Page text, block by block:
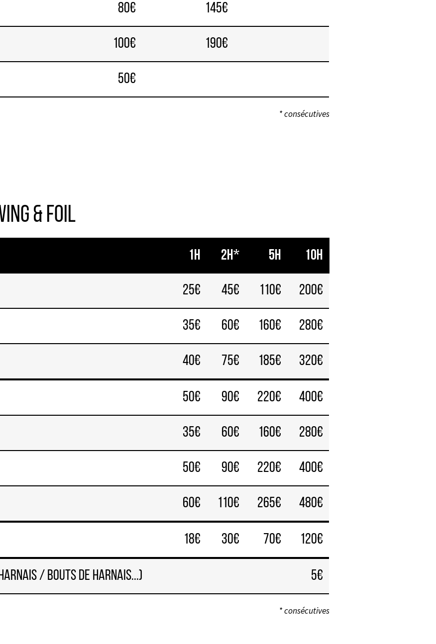
80€ 145€
100€ 190€
50€
* consécutives
& Foil
1h 2h* 5h 10h
25€ 45€ 110€ 200€
35€ 60€ 160€ 280€
40€ 75€ 185€ 320€
50€ 90€ 220€ 400€
35€ 60€ 160€ 280€
50€ 90€ 220€ 400€
60€ 110€ 265€ 480€
18€ 30€ 70€ 120€
/ bouts de harnais...) 5€
* consécutives